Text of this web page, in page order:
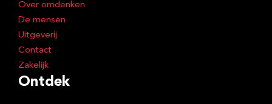
Over omdenken
De mensen
Uitgeverij
Contact
Zakelijk
Ontdek